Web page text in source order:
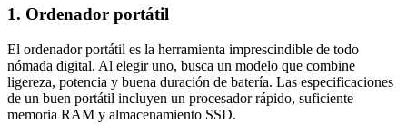
1. Ordenador portátil
El ordenador portátil es la herramienta imprescindible de todo
nómada digital. Al elegir uno, busca un modelo que combine
ligereza, potencia y buena duración de batería. Las especificaciones
de un buen portátil incluyen un procesador rápido, suficiente
memoria RAM y almacenamiento SSD.